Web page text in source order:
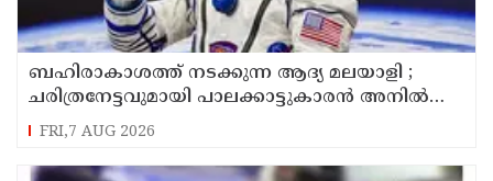
ബഹിരാകാശത്ത് നടക്കുന്ന ആദ്യ മലയാളി ;
ചരിത്രനേട്ടവുമായി പാലക്കാട്ടുകാരൻ അനിൽ
മേനോൻ
FRI,7 AUG 2026